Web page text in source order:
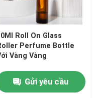
Roll On Glass
Perfume Bottle
Vàng Vàng
Gửi yêu cầu